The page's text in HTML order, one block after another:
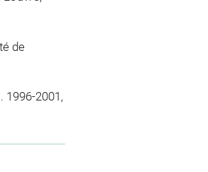
de
1996-2001,